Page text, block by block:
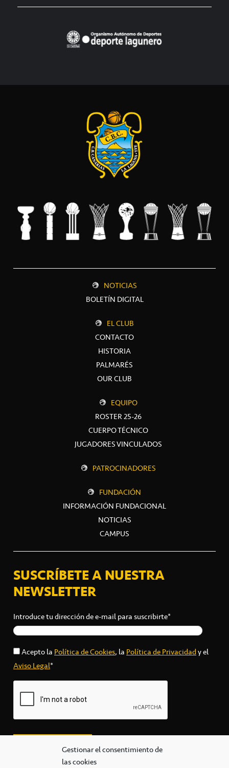
Gestionar el consentimiento de
las cookies
NOTICIAS
BOLETÍN DIGITAL
EL CLUB
CONTACTO
HISTORIA
PALMARÉS
OUR CLUB
EQUIPO
ROSTER 25-26
CUERPO TÉCNICO
JUGADORES VINCULADOS
PATROCINADORES
FUNDACIÓN
INFORMACIÓN FUNDACIONAL
NOTICIAS
CAMPUS
SUSCRÍBETE A NUESTRA
NEWSLETTER
Introduce tu dirección de e-mail para suscribirte*
Acepto laPolítica de Cookies, laPolítica de Privacidady el
Aviso Legal*